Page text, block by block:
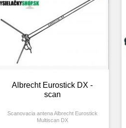
Albrecht Eurostick DX -
scan
Scanovacia antena Albrecht Eurostick
Multiscan DX